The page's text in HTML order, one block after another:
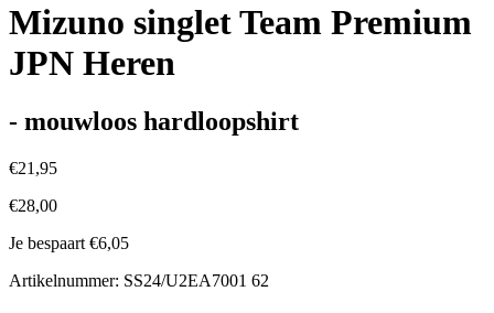
Mizuno singlet Team Premium
JPN Heren
- mouwloos hardloopshirt
€21,95
€28,00
Je bespaart €6,05
Artikelnummer: SS24/U2EA7001 62